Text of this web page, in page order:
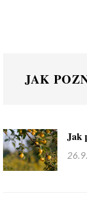
JAK
Jak